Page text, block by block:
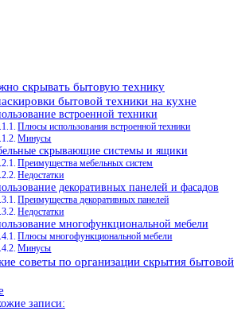
скрывать бытовую технику
бытовой техники на кухне
встроенной техники
Плюсы использования встроенной техники
Минусы
скрывающие системы и ящики
Преимущества мебельных систем
Недостатки
декоративных панелей и фасадов
Преимущества декоративных панелей
Недостатки
многофункциональной мебели
Плюсы многофункциональной мебели
Минусы
советы по организации скрытия бытовой
записи: